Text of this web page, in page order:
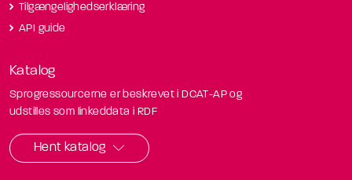
Tilgængelighedserklæring
API guide
Katalog
Sprogressourcerne er beskrevet i DCAT-AP og
udstilles som linkeddata i RDF
Hent katalog